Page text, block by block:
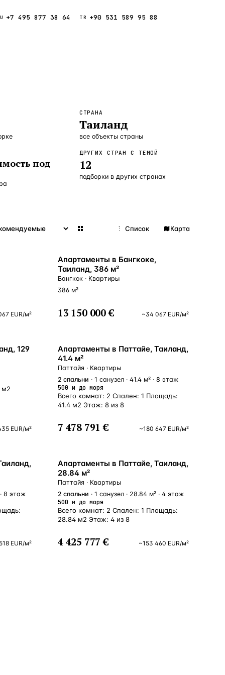
+7 495 877 38 64 TR +90 531 589 95 88
СТРАНА
Таиланд
все объекты страны
под
ДРУГИХ СТРАН С ТЕМОЙ
12
подборки в других странах
Список Карта
EUR/м²
Апартаменты в Бангкоке,
Таиланд, 386 м²
Бангкок · Квартиры
386 м²
13 150 000 € ~34 067 EUR/м²
129
м2
EUR/м²
У МОРЯ
Апартаменты в Паттайе, Таиланд,
41.4 м²
Паттайя · Квартиры
2 спальни · 1 санузел · 41.4 м² · 8 этаж
500 м до моря
Всего комнат: 2 Спален: 1 Площадь:
41.4 м2 Этаж: 8 из 8
7 478 791 € ~180 647 EUR/м²
8 этаж
EUR/м²
У МОРЯ
Апартаменты в Паттайе, Таиланд,
28.84 м²
Паттайя · Квартиры
2 спальни · 1 санузел · 28.84 м² · 4 этаж
500 м до моря
Всего комнат: 2 Спален: 1 Площадь:
28.84 м2 Этаж: 4 из 8
4 425 777 € ~153 460 EUR/м²